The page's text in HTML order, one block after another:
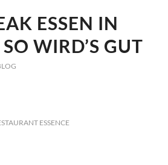
ESSEN IN
WIRD’S GUT
ESSENCE